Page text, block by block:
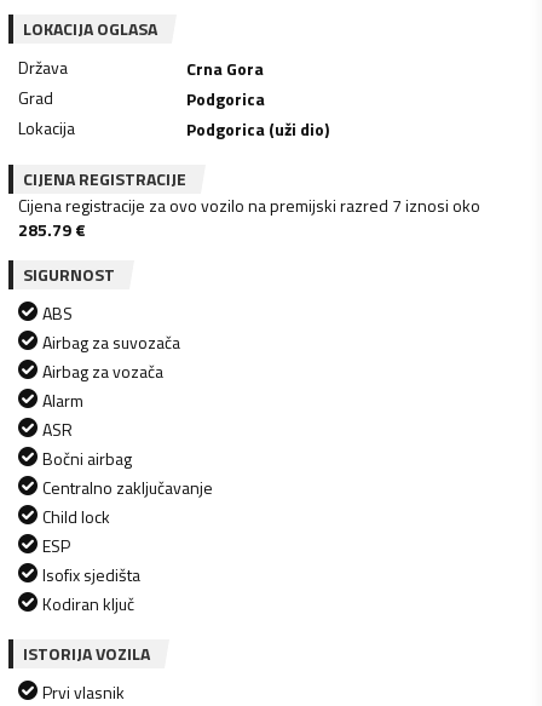
LOKACIJA OGLASA
Država
Crna Gora
Grad
Podgorica
Lokacija
Podgorica (uži dio)
CIJENA REGISTRACIJE
Cijena registracije za ovo vozilo na premijski razred 7 iznosi oko
285.79€
SIGURNOST
ABS
Airbag za suvozača
Airbag za vozača
Alarm
ASR
Bočni airbag
Centralno zaključavanje
Child lock
ESP
Isofix sjedišta
Kodiran ključ
ISTORIJA VOZILA
Prvi vlasnik